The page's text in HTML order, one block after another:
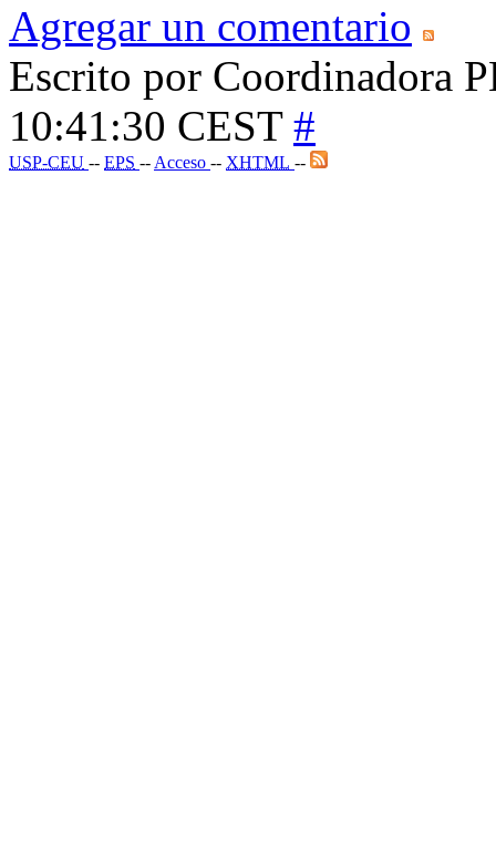
Agregar un comentario
Escrito por Coordinadora
10:41:30 CEST #
USP-CEU -- EPS -- Acceso -- XHTML --